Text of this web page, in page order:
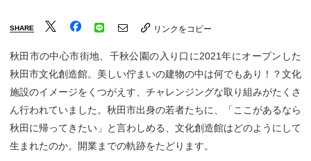
SHARE リンクをコピー
秋田市の中心市街地、千秋公園の入り口に2021年にオープンした
秋田市文化創造館。美しい佇まいの建物の中は何でもあり！？文化
施設のイメージをくつがえす、チャレンジングな取り組みがたくさ
ん行われていました。秋田市出身の若者たちに、「ここがあるなら
秋田に帰ってきたい」と言わしめる、文化創造館はどのようにして
生まれたのか。開業までの軌跡をたどります。